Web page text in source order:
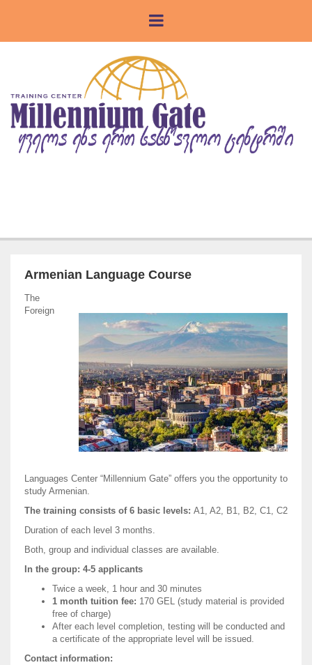
Armenian Language Course
The
Foreign
Languages Center “Millennium Gate” offers you the opportunity to
study Armenian.
The training consists of 6 basic levels: A1, A2, B1, B2, C1, C2
Duration of each level 3 months.
Both, group and individual classes are available.
In the group: 4-5 applicants
Twice a week, 1 hour and 30 minutes
1 month tuition fee: 170 GEL (study material is provided
free of charge)
After each level completion, testing will be conducted and
a certificate of the appropriate level will be issued.
Contact information: